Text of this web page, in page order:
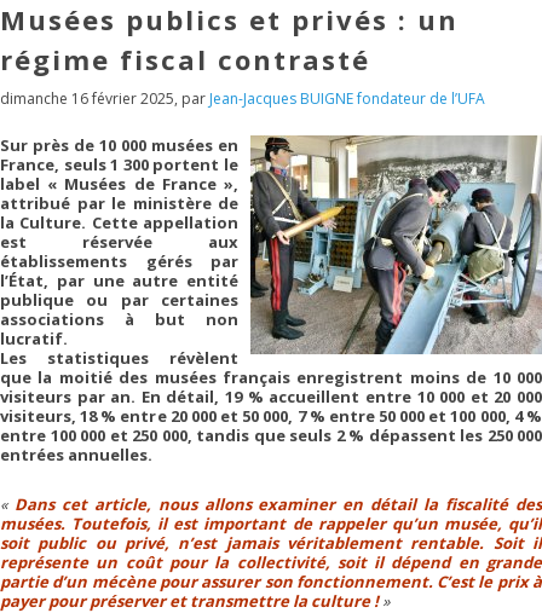
Musées publics et privés : un
régime fiscal contrasté
dimanche 16 février 2025, par Jean-Jacques BUIGNE fondateur de l’UFA
Sur près de 10 000 musées en
France, seuls 1 300 portent le
label « Musées de France »,
attribué par le ministère de
la Culture. Cette appellation
est réservée aux
établissements gérés par
l’État, par une autre entité
publique ou par certaines
associations à but non
lucratif.
Les statistiques révèlent
que la moitié des musées français enregistrent moins de 10 000
visiteurs par an. En détail, 19 % accueillent entre 10 000 et 20 000
visiteurs, 18 % entre 20 000 et 50 000, 7 % entre 50 000 et 100 000, 4 %
entre 100 000 et 250 000, tandis que seuls 2 % dépassent les 250 000
entrées annuelles.
Dans cet article, nous allons examiner en détail la fiscalité des
musées. Toutefois, il est important de rappeler qu’un musée, qu’il
soit public ou privé, n’est jamais véritablement rentable. Soit il
représente un coût pour la collectivité, soit il dépend en grande
partie d’un mécène pour assurer son fonctionnement. C’est le prix à
payer pour préserver et transmettre la culture !